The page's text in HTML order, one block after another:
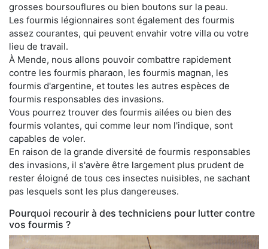
grosses boursouflures ou bien boutons sur la peau.
Les fourmis légionnaires sont également des fourmis
assez courantes, qui peuvent envahir votre villa ou votre
lieu de travail.
À Mende, nous allons pouvoir combattre rapidement
contre les fourmis pharaon, les fourmis magnan, les
fourmis d'argentine, et toutes les autres espèces de
fourmis responsables des invasions.
Vous pourrez trouver des fourmis ailées ou bien des
fourmis volantes, qui comme leur nom l'indique, sont
capables de voler.
En raison de la grande diversité de fourmis responsables
des invasions, il s'avère être largement plus prudent de
rester éloigné de tous ces insectes nuisibles, ne sachant
pas lesquels sont les plus dangereuses.
Pourquoi recourir à des techniciens pour lutter contre
vos fourmis ?